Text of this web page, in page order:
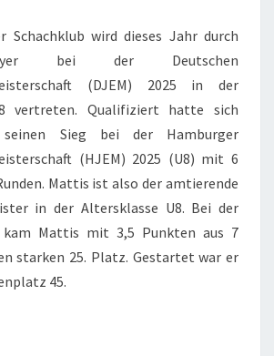
Schachklub wird dieses Jahr durch
bei der Deutschen
(DJEM) 2025 in der
vertreten. Qualifiziert hatte sich
Sieg bei der Hamburger
(HJEM) 2025 (U8) mit 6
Mattis ist also der amtierende
in der Altersklasse U8. Bei der
kam Mattis mit 3,5 Punkten aus 7
starken 25. Platz. Gestartet war er
45.